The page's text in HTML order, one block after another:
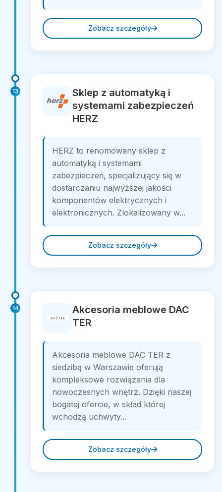
Zobacz szczegóły
13
Sklep z automatyką i
systemami zabezpieczeń
HERZ
HERZ to renomowany sklep z
automatyką i systemami
zabezpieczeń, specjalizujący się w
dostarczaniu najwyższej jakości
komponentów elektrycznych i
elektronicznych. Zlokalizowany w...
Zobacz szczegóły
14
Akcesoria meblowe DAC
TER
Akcesoria meblowe DAC TER z
siedzibą w Warszawie oferują
kompleksowe rozwiązania dla
nowoczesnych wnętrz. Dzięki naszej
bogatej ofercie, w skład której
wchodzą uchwyty...
Zobacz szczegóły